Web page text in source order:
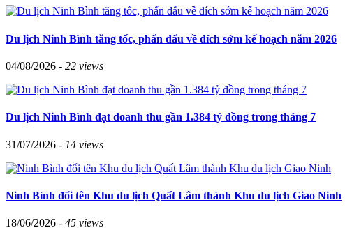
Du lịch Ninh Bình tăng tốc, phấn đấu về đích sớm kế hoạch năm 2026
04/08/2026 - 22 views
Du lịch Ninh Bình đạt doanh thu gần 1.384 tỷ đồng trong tháng 7
31/07/2026 - 14 views
Ninh Bình đổi tên Khu du lịch Quất Lâm thành Khu du lịch Giao Ninh
18/06/2026 - 45 views